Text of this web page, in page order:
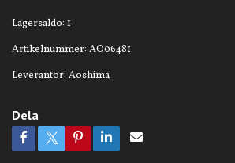
Lagersaldo: 1
Artikelnummer: AO06481
Leverantör: Aoshima
Dela